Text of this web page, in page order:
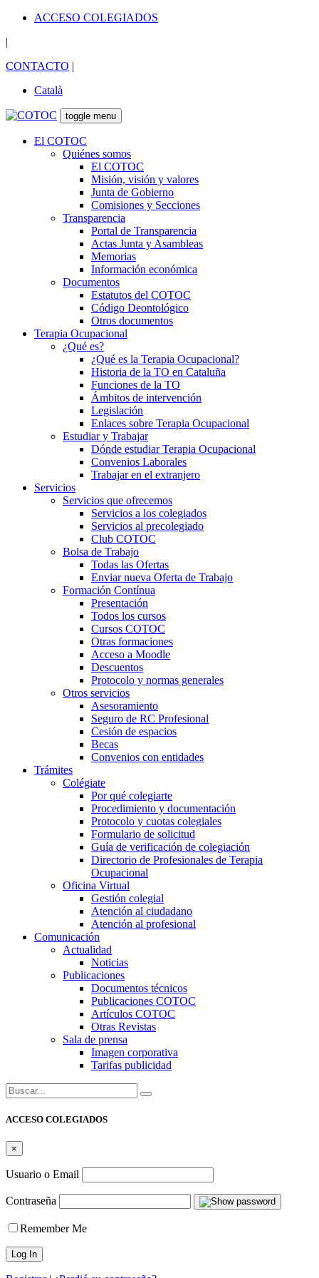
ACCESO COLEGIADOS
|
CONTACTO |
Català
toggle menu
El COTOC
Quiénes somos
El COTOC
Misión, visión y valores
Junta de Gobierno
Comisiones y Secciones
Transparencia
Portal de Transparencia
Actas Junta y Asambleas
Memorias
Información económica
Documentos
Estatutos del COTOC
Código Deontológico
Otros documentos
Terapia Ocupacional
¿Qué es?
¿Qué es la Terapia Ocupacional?
Historia de la TO en Cataluña
Funciones de la TO
Ámbitos de intervención
Legislación
Enlaces sobre Terapia Ocupacional
Estudiar y Trabajar
Dónde estudiar Terapia Ocupacional
Convenios Laborales
Trabajar en el extranjero
Servicios
Servicios que ofrecemos
Servicios a los colegiados
Servicios al precolegiado
Club COTOC
Bolsa de Trabajo
Todas las Ofertas
Enviar nueva Oferta de Trabajo
Formación Contínua
Presentación
Todos los cursos
Cursos COTOC
Otras formaciones
Acceso a Moodle
Descuentos
Protocolo y normas generales
Otros servicios
Asesoramiento
Seguro de RC Profesional
Cesión de espacios
Becas
Convenios con entidades
Trámites
Colégiate
Por qué colegiarte
Procedimiento y documentación
Protocolo y cuotas colegiales
Formulario de solicitud
Guía de verificación de colegiación
Directorio de Profesionales de Terapia
Ocupacional
Oficina Virtual
Gestión colegial
Atención al ciudadano
Atención al profesional
Comunicación
Actualidad
Noticias
Publicaciones
Documentos técnicos
Publicaciones COTOC
Artículos COTOC
Otras Revistas
Sala de prensa
Imagen corporativa
Tarifas publicidad
Buscar:
ACCESO COLEGIADOS
×
Usuario o Email
Contraseña
Remember Me